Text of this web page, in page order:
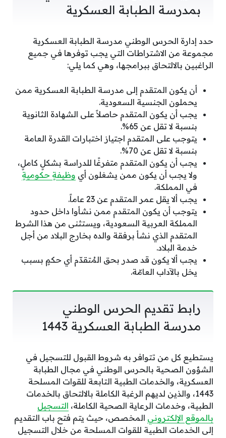
بمدرسة الطبابة العسكرية
حدد إدارة الحرس الوطني مدرسة الطبابة العسكرية
مجموعة من الاشتراطات التي يجب توفرها في جميع
الراغبين بالالتحاق ببرامجها، وهي كما يلي:
أن يكون المتقدم إلى مدرسة الطبابة العسكرية ممن
يحملون الجنسية السعودية.
يجب أن يكون المتقدم حاصلاً على الشهادة الثانوية
بنسبة لا تقل عن 65%.
يتوجب على المتقدم اجتياز اختبارات القدرة العامة
بنسبة لا تقل عن 70%.
يجب أن يكون المتقدم متفرغًا للدراسة بشكلٍ كاملٍ،
ولا يجب أن يكون ممن يشغلون أي وظيفةٍ حكوميةٍ
في المملكة.
يجب ألا يقل عمر المتقدم عن 23 عاماً.
يتوجب أن يكون المتقدم ممن نشأوا داخل حدود
المملكة العربية السعودية، ويستثنى من هذا الشرط
المتقدم الذي نشأ برفقة والده بخارج البلاد من أجل
خدمة البلاد.
يجب ألا يكون قد صدر بحق المُتقدّم أي حكمٍ بسبب
يخل بالآداب العامّة.
رابط تقديم الحرس الوطني
مدرسة الطبابة العسكرية 1443
يستطيع كل من تتوافر به شروط القبول للتسجيل في
الشؤون الصحية بالحرس الوطني في مجال الطبابة
العسكرية، والخدمات الطبية التابعة للقوات المسلحة
1443، والذين لديهم الرغبة الكاملة بالالتحاق بالخدمات
الطبية، وخدمات الرعاية الصحية الكاملة، التسجيل
بالموقع الإلكتروني المخصص، حيث يتم فتح باب التقديم
إلى الخدمات الطبية للقوات المسلحة من خلال التسجيل